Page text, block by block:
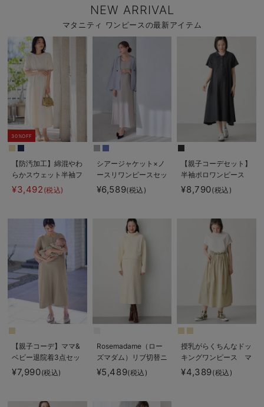
NEW ARRIVAL
マタニティ ワンピースの最新アイテム
30%OFF
【防汚加工】綿混やわ
らかスウェット半袖フ
レアワンピース マタ
ニティ・産後【出産後
¥3,492 (税込)
シアージャケット×ノ
ースリワンピースセッ
ト マタニティ・産後
【産後も長く着れる】
ズマダム）
¥6,589(税込)
【親子コーデセット】
半袖ポロワンピース
（ひざ下丈）＆襟付き
ポロロンパース 出産
ティ・授乳服
¥8,790(税込)
【親子コーデ】ママ&
ベビー退院着3点セッ
ト 出産準備 ギフ
ト マタニティ・産後
¥7,990(税込)
Rosemadame（ロー
ズマダム）リブ切替ニ
ットワンピ マタニテ
ィ・授乳服【産後まで
¥5,489(税込)
授乳がらくちんなドッ
キングワンピース マ
タニティ・授乳服【出
産後も長く使える】
¥4,389(税込)